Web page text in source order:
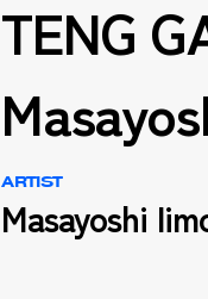
TENG
ARTIST
Masayoshi